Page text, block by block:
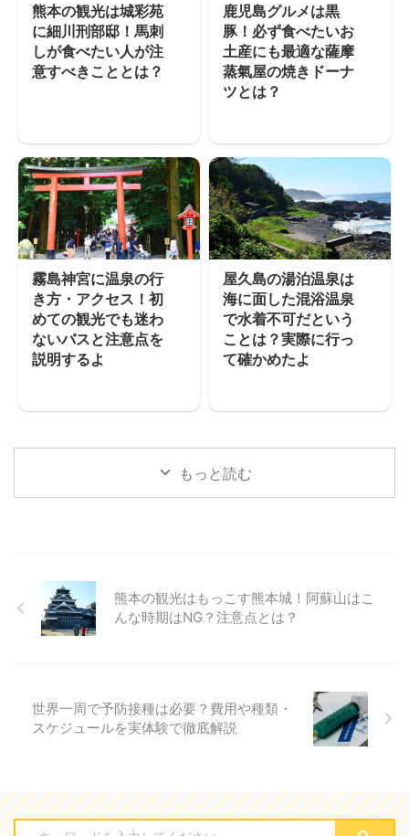
熊本の観光は城彩苑
に細川刑部邸！馬刺
しが食べたい人が注
意すべきこととは？
鹿児島グルメは黒
豚！必ず食べたいお
土産にも最適な薩摩
蒸氣屋の焼きドーナ
ツとは？
霧島神宮に温泉の行
き方・アクセス！初
めての観光でも迷わ
ないバスと注意点を
説明するよ
屋久島の湯泊温泉は
海に面した混浴温泉
で水着不可だという
ことは？実際に行っ
て確かめたよ
もっと読む
熊本の観光はもっこす熊本城！阿蘇山はこ
んな時期はNG？注意点とは？
世界一周で予防接種は必要？費用や種類・
スケジュールを実体験で徹底解説